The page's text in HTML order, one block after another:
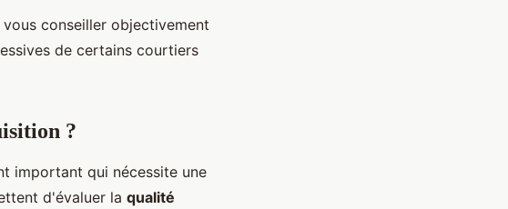
conseiller objectivement
de certains courtiers
?
important qui nécessite une
d'évaluer la qualité